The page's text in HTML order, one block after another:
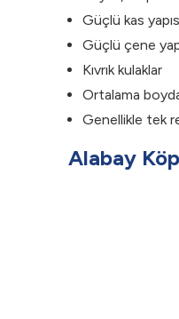
Güçlü kas
Güçlü çene
Kıvrık kulaklar
Ortalama
Genellikle tek
Alabay